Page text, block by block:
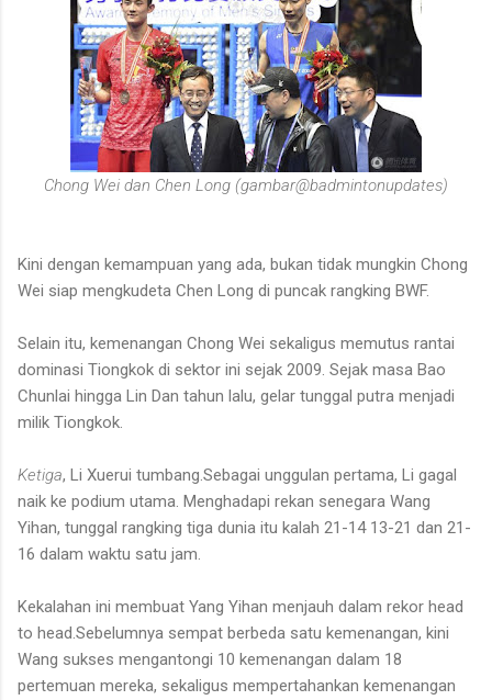
Chong Wei dan Chen Long (gambar@badmintonupdates)
Kini dengan kemampuan yang ada, bukan tidak mungkin Chong
Wei siap mengkudeta Chen Long di puncak rangking BWF.
Selain itu, kemenangan Chong Wei sekaligus memutus rantai
dominasi Tiongkok di sektor ini sejak 2009. Sejak masa Bao
Chunlai hingga Lin Dan tahun lalu, gelar tunggal putra menjadi
milik Tiongkok.
Ketiga, Li Xuerui tumbang.Sebagai unggulan pertama, Li gagal
naik ke podium utama. Menghadapi rekan senegara Wang
Yihan, tunggal rangking tiga dunia itu kalah 21-14 13-21 dan 21-
16 dalam waktu satu jam.
Kekalahan ini membuat Yang Yihan menjauh dalam rekor head
to head.Sebelumnya sempat berbeda satu kemenangan, kini
Wang sukses mengantongi 10 kemenangan dalam 18
pertemuan mereka, sekaligus mempertahankan kemenangan